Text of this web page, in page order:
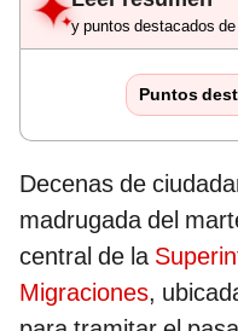
y puntos destacados
Puntos
Decenas de
madrugada del
central de la
Migraciones,